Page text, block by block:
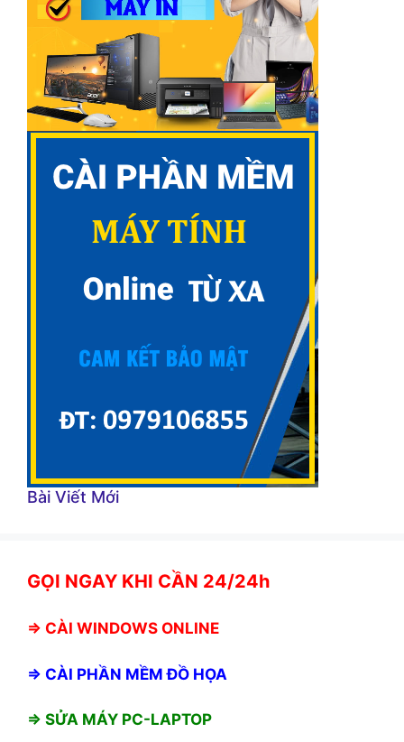
Bài Viết Mới
GỌI NGAY KHI CẦN 24/24h
⇒ CÀI WINDOWS ONLINE
⇒ CÀI PHẦN MỀM ĐỒ HỌA
⇒ SỬA MÁY PC-LAPTOP